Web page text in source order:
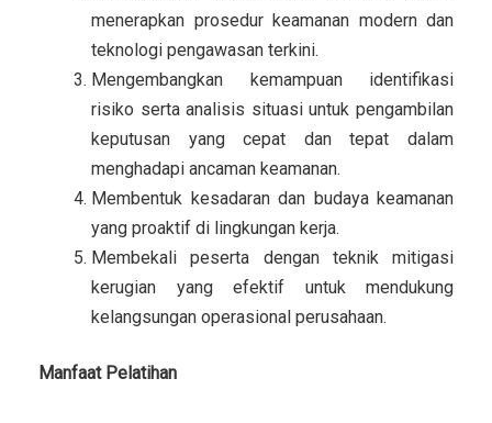
menerapkan prosedur keamanan modern dan
teknologi pengawasan terkini.
Mengembangkan kemampuan identifikasi
risiko serta analisis situasi untuk pengambilan
keputusan yang cepat dan tepat dalam
menghadapi ancaman keamanan.
Membentuk kesadaran dan budaya keamanan
yang proaktif di lingkungan kerja.
Membekali peserta dengan teknik mitigasi
kerugian yang efektif untuk mendukung
kelangsungan operasional perusahaan.
Manfaat Pelatihan